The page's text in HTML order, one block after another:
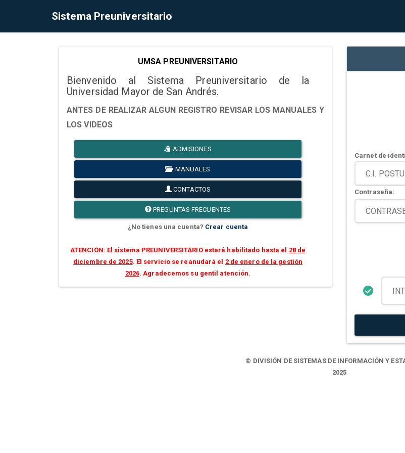
Sistema Preuniversitario
UMSA PREUNIVERSITARIO
Bienvenido al Sistema Preuniversitario de la
Universidad Mayor de San Andrés.
ANTES DE REALIZAR ALGUN REGISTRO REVISAR LOS MANUALES Y
LOS VIDEOS
ADMISIONES
MANUALES
CONTACTOS
PREGUNTAS FRECUENTES
¿No tienes una cuenta? Crear cuenta
ATENCIÓN: El sistema PREUNIVERSITARIO estará habilitado hasta el 28 de
diciembre de 2025. El servicio se reanudará el 2 de enero de la gestión
2026. Agradecemos su gentil atención.
Carnet de
Contraseña:
© DIVISIÓN DE SISTEMAS DE INFORMACIÓN Y
2025